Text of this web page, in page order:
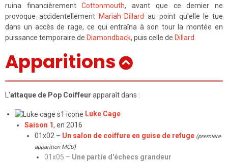
ruina financièrementCottonmouth, avant que ce dernier ne
provoque accidentellement Mariah Dillard au point qu'elle le tue
dans un accès de rage, ce qui entraîna à son tour la montée en
puissance temporaire de Diamondback, puis celle de Dillard.
Apparitions
L'attaque de Pop Coiffeur apparaît dans :
Luke Cage
Saison 1, en 2016
01x02 – Un salon de coiffure en guise de refuge (première
apparition MCU)
01x05 – Une partie d'échecs grandeur